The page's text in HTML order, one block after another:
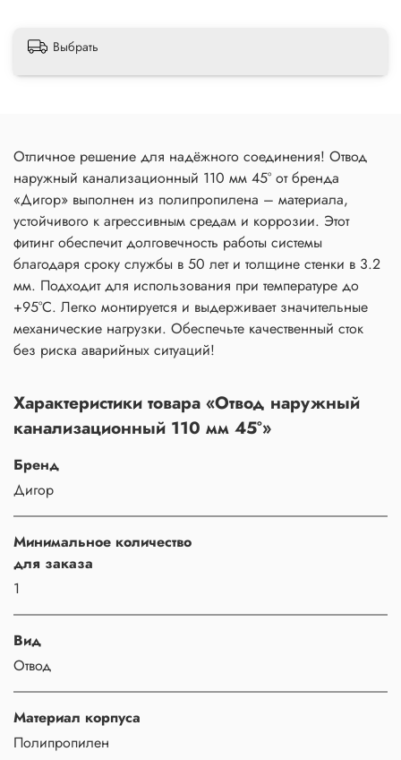
Выбрать
Отличное решение для надёжного соединения! Отвод
наружный канализационный 110 мм 45° от бренда
«Дигор» выполнен из полипропилена – материала,
устойчивого к агрессивным средам и коррозии. Этот
фитинг обеспечит долговечность работы системы
благодаря сроку службы в 50 лет и толщине стенки в 3.2
мм. Подходит для использования при температуре до
+95°C. Легко монтируется и выдерживает значительные
механические нагрузки. Обеспечьте качественный сток
без риска аварийных ситуаций!
Характеристики товара «Отвод наружный
канализационный 110 мм 45°»
Бренд
Дигор
Минимальное количество
для заказа
1
Вид
Отвод
Материал корпуса
Полипропилен